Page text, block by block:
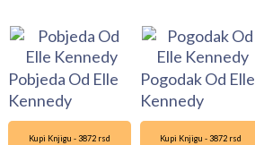
Pobjeda Od Elle
Kennedy
Pogodak Od Elle
Kennedy
Kupi Knjigu - 3872 rsd Kupi Knjigu - 3872 rsd